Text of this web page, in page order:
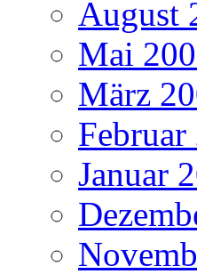
August
Mai
März
Februar
Januar